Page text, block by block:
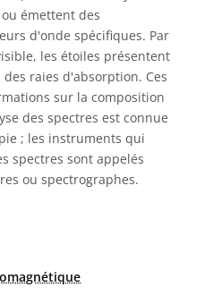
émettent des
d'onde spécifiques. Par
les étoiles présentent
raies d'absorption. Ces
sur la composition
des spectres est connue
; les instruments qui
spectres sont appelés
ou spectrographes.